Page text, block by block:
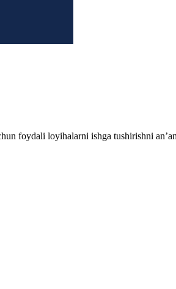
foydali loyihalarni ishga tushirishni